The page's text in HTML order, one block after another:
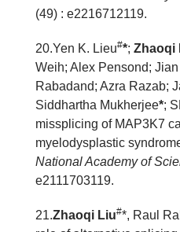
(49) : e2216712119.
20.Yen K. Lieu#*; Zhaoqi
Weih; Alex Pensond;
Rabadand; Azra Razab;
Siddhartha Mukherjee*;
missplicing of MAP3K7
myelodysplastic
National Academy of
e2111703119.
21.Zhaoqi Liu#*, Raul